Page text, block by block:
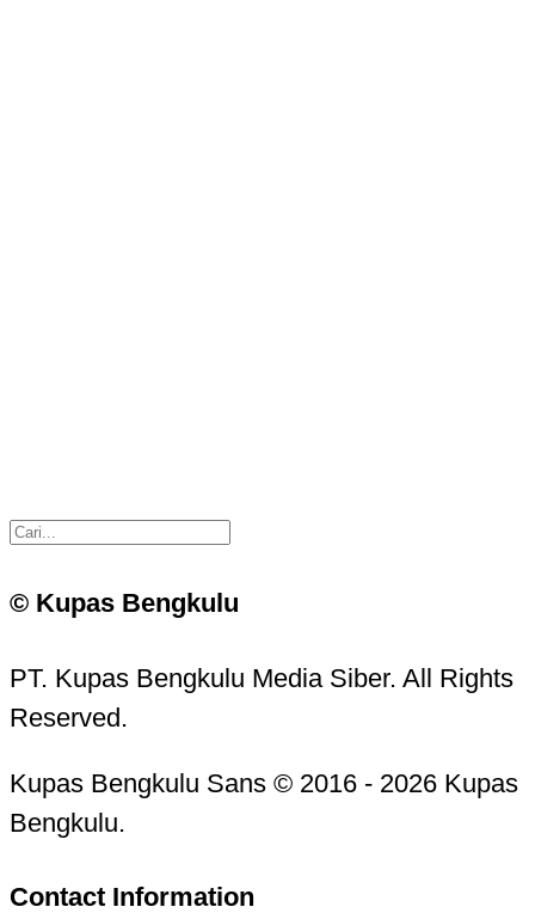
© Kupas Bengkulu
PT. Kupas Bengkulu Media Siber. All Rights
Reserved.
Kupas Bengkulu Sans © 2016 - 2026 Kupas
Bengkulu.
Contact Information